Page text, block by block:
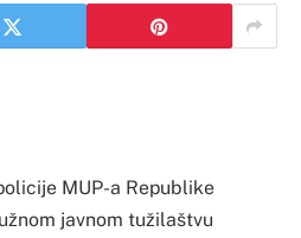
MUP-a Republike
javnom tužilaštvu